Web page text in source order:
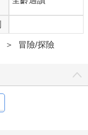
＞ 冒險/探險